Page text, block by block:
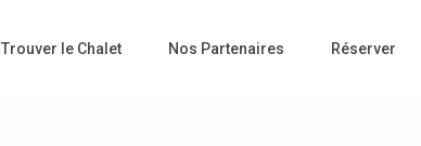
Trouver le Chalet Nos Partenaires Réserver